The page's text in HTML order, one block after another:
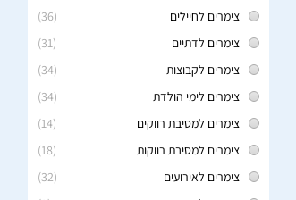
(36)
צימרים לחיילים
(31)
צימרים לדתיים
(34)
צימרים לקבוצות
(34)
צימרים לימי הולדת
(14)
צימרים למסיבת רווקים
(18)
צימרים למסיבת רווקות
(32)
צימרים לאירועים